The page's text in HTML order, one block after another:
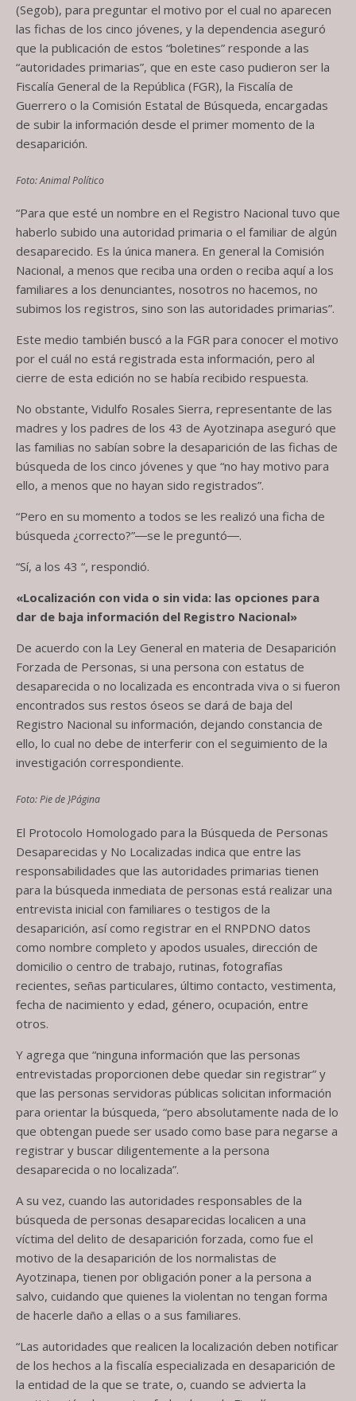
(Segob), para preguntar el motivo por el cual no aparecen
las fichas de los cinco jóvenes, y la dependencia aseguró
que la publicación de estos “boletines” responde a las
“autoridades primarias”, que en este caso pudieron ser la
Fiscalía General de la República (FGR), la Fiscalía de
Guerrero o la Comisión Estatal de Búsqueda, encargadas
de subir la información desde el primer momento de la
desaparición.
Foto: Animal Político
“Para que esté un nombre en el Registro Nacional tuvo que
haberlo subido una autoridad primaria o el familiar de algún
desaparecido. Es la única manera. En general la Comisión
Nacional, a menos que reciba una orden o reciba aquí a los
familiares a los denunciantes, nosotros no hacemos, no
subimos los registros, sino son las autoridades primarias”.
Este medio también buscó a la FGR para conocer el motivo
por el cuál no está registrada esta información, pero al
cierre de esta edición no se había recibido respuesta.
No obstante, Vidulfo Rosales Sierra, representante de las
madres y los padres de los 43 de Ayotzinapa aseguró que
las familias no sabían sobre la desaparición de las fichas de
búsqueda de los cinco jóvenes y que “no hay motivo para
ello, a menos que no hayan sido registrados”.
“Pero en su momento a todos se les realizó una ficha de
búsqueda ¿correcto?”―se le preguntó―.
“Sí, a los 43 “, respondió.
«Localización con vida o sin vida: las opciones para
dar de baja información del Registro Nacional»
De acuerdo con la Ley General en materia de Desaparición
Forzada de Personas, si una persona con estatus de
desaparecida o no localizada es encontrada viva o si fueron
encontrados sus restos óseos se dará de baja del
Registro Nacional su información, dejando constancia de
ello, lo cual no debe de interferir con el seguimiento de la
investigación correspondiente.
Foto: Pie de }Página
El Protocolo Homologado para la Búsqueda de Personas
Desaparecidas y No Localizadas indica que entre las
responsabilidades que las autoridades primarias tienen
para la búsqueda inmediata de personas está realizar una
entrevista inicial con familiares o testigos de la
desaparición, así como registrar en el RNPDNO datos
como nombre completo y apodos usuales, dirección de
domicilio o centro de trabajo, rutinas, fotografías
recientes, señas particulares, último contacto, vestimenta,
fecha de nacimiento y edad, género, ocupación, entre
otros.
Y agrega que “ninguna información que las personas
entrevistadas proporcionen debe quedar sin registrar” y
que las personas servidoras públicas solicitan información
para orientar la búsqueda, “pero absolutamente nada de lo
que obtengan puede ser usado como base para negarse a
registrar y buscar diligentemente a la persona
desaparecida o no localizada”.
A su vez, cuando las autoridades responsables de la
búsqueda de personas desaparecidas localicen a una
víctima del delito de desaparición forzada, como fue el
motivo de la desaparición de los normalistas de
Ayotzinapa, tienen por obligación poner a la persona a
salvo, cuidando que quienes la violentan no tengan forma
de hacerle daño a ellas o a sus familiares.
“Las autoridades que realicen la localización deben notificar
de los hechos a la fiscalía especializada en desaparición de
la entidad de la que se trate, o, cuando se advierta la